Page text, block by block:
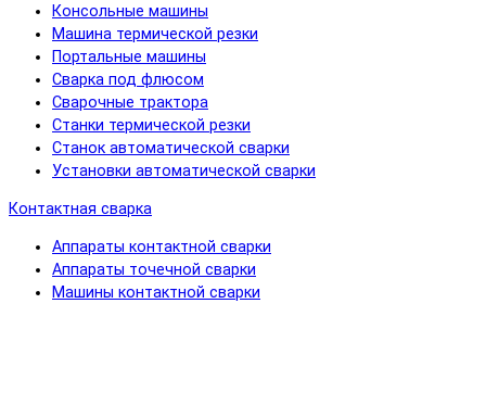
Консольные машины
Машина термической резки
Портальные машины
Сварка под флюсом
Сварочные трактора
Станки термической резки
Станок автоматической сварки
Установки автоматической сварки
Контактная сварка
Аппараты контактной сварки
Аппараты точечной сварки
Машины контактной сварки